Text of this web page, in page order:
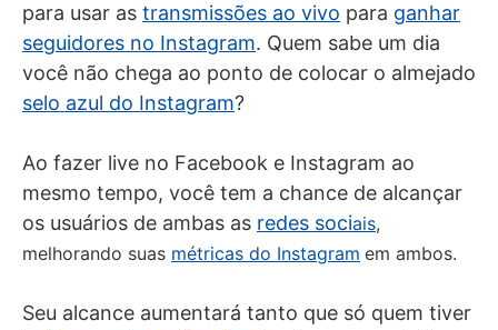
para usar as transmissões ao vivo para ganhar
seguidores no Instagram. Quem sabe um dia
você não chega ao ponto de colocar o almejado
selo azul do Instagram?
Ao fazer live no Facebook e Instagram ao
mesmo tempo, você tem a chance de alcançar
os usuários de ambas as redes sociais,
melhorando suas métricas do Instagram em ambos.
Seu alcance aumentará tanto que só quem tiver